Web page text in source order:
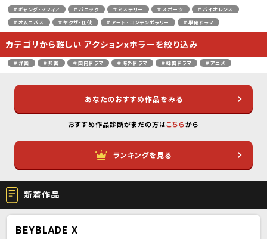
＃ギャング・マフィア
＃パニック ＃ミステリー ＃スポーツ
＃バイオレンス
＃オムニバス
＃ヤクザ・任侠 ＃アート・コンテンポラリー ＃単発ドラマ
カテゴリから難しい アクションxホラーを絞り込み
＃洋画 ＃邦画 ＃国内ドラマ ＃海外ドラマ ＃韓国ドラマ ＃アニメ
あなたのおすすめ作品をみる
おすすめ作品診断がまだの方はこちらから
ランキングを見る
新着作品
BEYBLADE X